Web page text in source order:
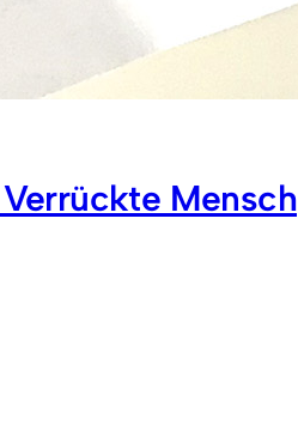
Mensch